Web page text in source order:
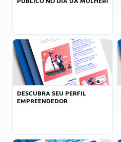
DESCUBRA SEU PERFIL
EMPREENDEDOR